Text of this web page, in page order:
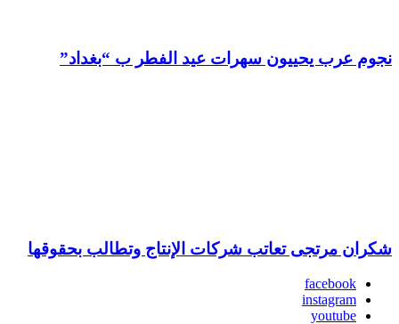
نجوم عرب يحييون سهرات عيد الفطر ب “بغداد”
شكران مرتجى تعاتب شركات الإنتاج وتطالب بحقوقها
facebook
instagram
youtube